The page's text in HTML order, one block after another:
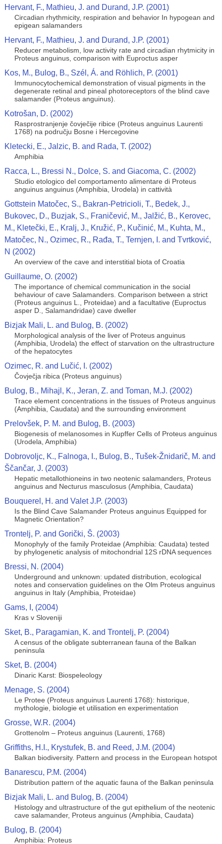
Hervant, F., Mathieu, J. and Durand, J.P. (2001)
Circadian rhythmicity, respiration and behavior In hypogean and
epigean salamanders
Hervant, F., Mathieu, J. and Durand, J.P. (2001)
Reducer metabolism, low activity rate and circadian rhytmicity in
Proteus anguinus, comparison with Euproctus asper
Kos, M., Bulog, B., Szél, Á. and Röhlich, P. (2001)
Immunocytochemical demonstration of visual pigments in the
degenerate retinal and pineal photoreceptors of the blind cave
salamander (Proteus anguinus).
Kotrošan, D. (2002)
Rasprostranjenje čovječije ribice (Proteus anguinus Laurenti
1768) na području Bosne i Hercegovine
Kletecki, E., Jalzic, B. and Rada, T. (2002)
Amphibia
Racca, L., Bressi N., Dolce, S. and Giacoma, C. (2002)
Studio etologico del comportamento alimentare di Proteus
anguinus anguinus (Amphibia, Urodela) in cattività
Gottstein Matočec, S., Bakran-Petricioli, T., Bedek, J.,
Bukovec, D., Buzjak, S., Franičević, M., Jalžić, B., Kerovec,
M., Kletečki, E., Kralj, J., Kružić, P., Kučinić, M., Kuhta, M.,
Matočec, N., Ozimec, R., Rađa, T., Ternjen, I. and Tvrtković,
N (2002)
An overview of the cave and interstitial biota of Croatia
Guillaume, O. (2002)
The importance of chemical communication in the social
behaviour of cave Salamanders. Comparison between a strict
(Proteus anguinus L., Proteidae) and a facultative (Euproctus
asper D., Salamandridae) cave dweller
Bizjak Mali, L. and Bulog, B. (2002)
Morphological analysis of the liver of Proteus anguinus
(Amphibia, Urodela) the effect of starvation on the ultrastructure
of the hepatocytes
Ozimec, R. and Lučić, I. (2002)
Čovječja ribica (Proteus anguinus)
Bulog, B., Mihajl, K., Jeran, Z. and Toman, M.J. (2002)
Trace element concentrations in the tissues of Proteus anguinus
(Amphibia, Caudata) and the surrounding environment
Prelovšek, P. M. and Bulog, B. (2003)
Biogenesis of melanosomes in Kupffer Cells of Proteus anguinus
(Urodela, Amphibia)
Dobrovoljc, K., Falnoga, I., Bulog, B., Tušek-Žnidarič, M. and
Ščančar, J. (2003)
Hepatic metallothioneins in two neotenic salamanders, Proteus
anguinus and Necturus masculosus (Amphibia, Caudata)
Bouquerel, H. and Valet J.P. (2003)
Is the Blind Cave Salamander Proteus anguinus Equipped for
Magnetic Orientation?
Trontelj, P. and Gorički, Š. (2003)
Monophyly of the family Proteidae (Amphibia: Caudata) tested
by phylogenetic analysis of mitochondrial 12S rDNA sequences
Bressi, N. (2004)
Underground and unknown: updated distribution, ecological
notes and conservation guidelines on the Olm Proteus anguinus
anguinus in Italy (Amphibia, Proteidae)
Gams, I, (2004)
Kras v Sloveniji
Sket, B., Paragamian, K. and Trontelj, P. (2004)
A census of the obligate subterranean fauna of the Balkan
peninsula
Sket, B. (2004)
Dinaric Karst: Biospeleology
Menage, S. (2004)
Le Protee (Proteus anguinus Laurenti 1768): historique,
mythologie, biologie et utilisation en experimentation
Grosse, W.R. (2004)
Grottenolm – Proteus anguinus (Laurenti, 1768)
Griffiths, H.I., Krystufek, B. and Reed, J.M. (2004)
Balkan biodiversity. Pattern and process in the European hotspot
Banarescu, P.M. (2004)
Distribution pattern of the aquatic fauna of the Balkan peninsula
Bizjak Mali, L. and Bulog, B. (2004)
Histology and ultrastructure of the gut epithelium of the neotenic
cave salamander, Proteus anguinus (Amphibia, Caudata)
Bulog, B. (2004)
Amphibia: Proteus